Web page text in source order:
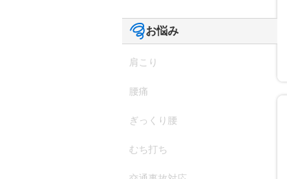
お悩み
肩こり
腰痛
ぎっくり腰
むち打ち